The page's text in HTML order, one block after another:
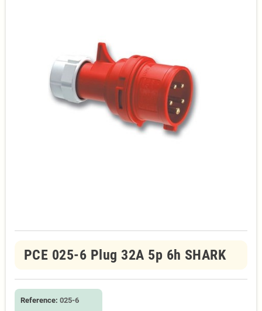
PCE 025-6 Plug 32A 5p 6h SHARK
Reference: 025-6